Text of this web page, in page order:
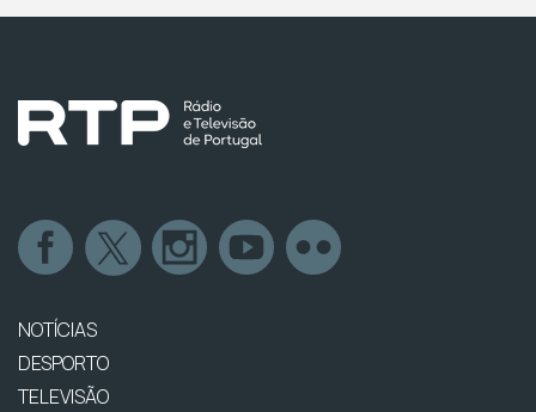
NOTÍCIAS
DESPORTO
TELEVISÃO